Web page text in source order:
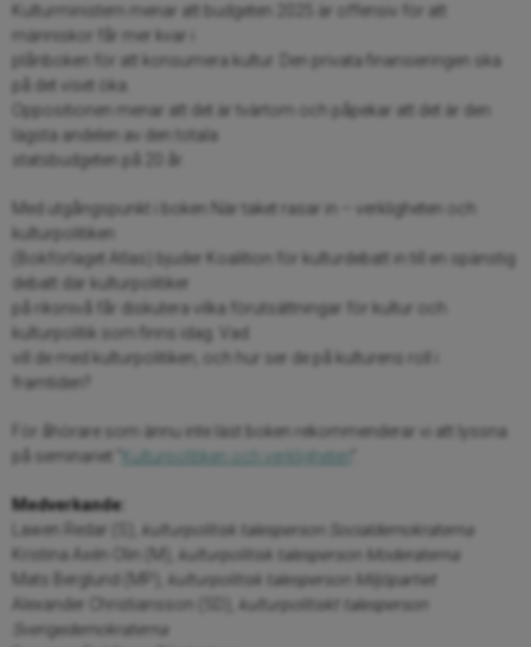
Kulturministern menar att budgeten 2025 är offensiv för att
människor får mer kvar i
plånboken för att konsumera kultur. Den privata finansieringen ska
på det viset öka.
Oppositionen menar att det är tvärtom och påpekar att det är den
lägsta andelen av den totala
statsbudgeten på 20 år.
Med utgångspunkt i boken När taket rasar in – verkligheten och
kulturpolitiken
(Bokförlaget Atlas) bjuder Koalition för kulturdebatt in till en spänstig
debatt där kulturpolitiker
på riksnivå får diskutera vilka förutsättningar för kultur och
kulturpolitik som finns idag. Vad
vill de med kulturpolitiken, och hur ser de på kulturens roll i
framtiden?
För åhörare som ännu inte läst boken rekommenderar vi att lyssna
på seminariet ”
Kulturpolitiken och verkligheten
Medverkande:
Lawen Redar (S),
kulturpolitisk talesperson Socialdemokraterna
Kristina Axén Olin (M),
kulturpolitisk talesperson Moderaterna
Mats Berglund (MP),
kulturpolitisk talesperson Miljöpartiet
Alexander Christiansson (SD),
kulturpolitiskt talesperson
Sverigedemokraterna